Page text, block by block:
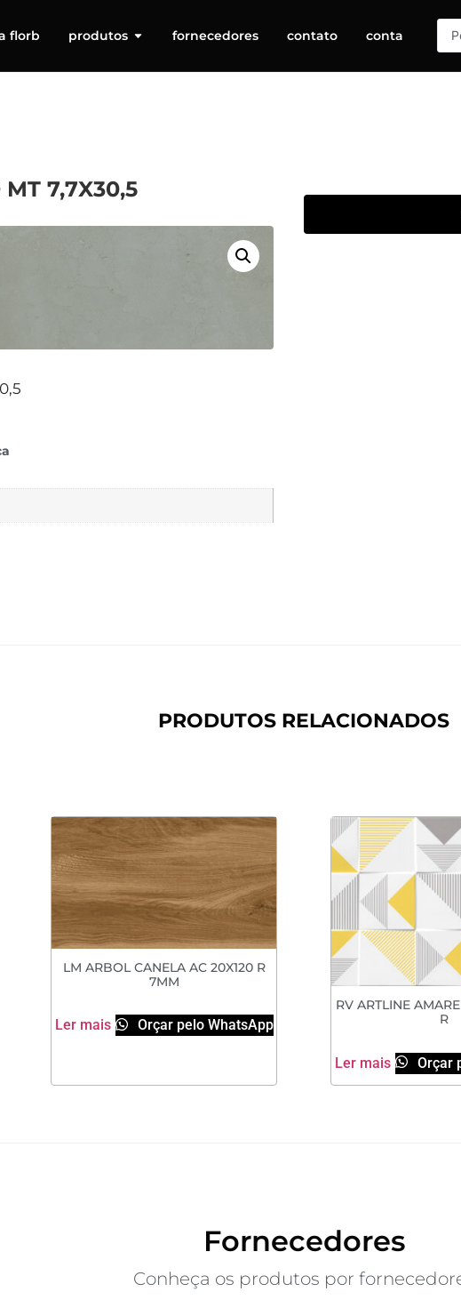
florb produtos fornecedores contato conta
MT 7,7X30,5
PRODUTOS RELACIONADOS
LM ARBOL CANELA AC 20X120 R
7MM
Ler mais Orçar pelo WhatsApp
RV ARTLINE
R
Ler mais Orçar
Fornecedores
Conheça os produtos por